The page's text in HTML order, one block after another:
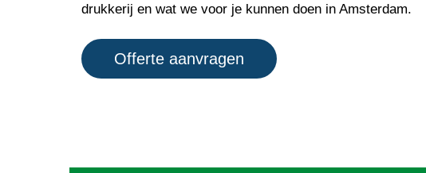
drukkerij en wat we voor je kunnen doen in Amsterdam.
Offerte aanvragen